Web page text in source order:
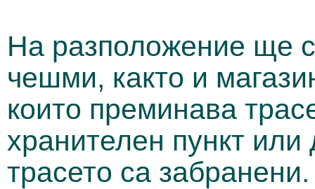
На разположение ще
чешми, както и
които преминава
хранителен пункт
трасето са забранени.